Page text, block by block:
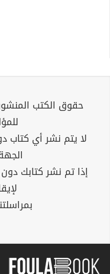
حقوق الكتب
لا يتم نشر أي كتاب
إذا تم نشر كتابك